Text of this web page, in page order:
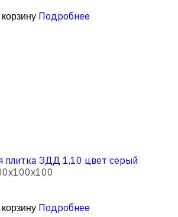
Подробнее
плитка ЭДД 1,10 цвет серый
Подробнее